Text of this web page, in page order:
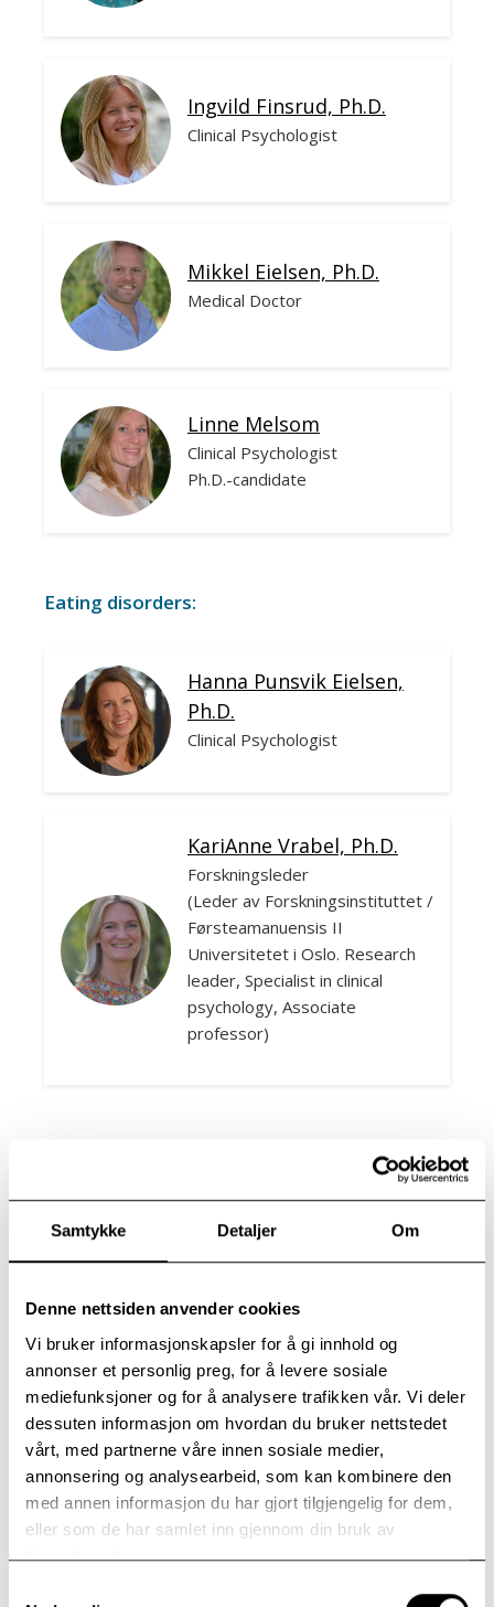
Samtykke Detaljer Om
Denne nettsiden anvender cookies
Vi bruker informasjonskapsler for å gi innhold og
annonser et personlig preg, for å levere sosiale
mediefunksjoner og for å analysere trafikken vår. Vi deler
dessuten informasjon om hvordan du bruker nettstedet
vårt, med partnerne våre innen sosiale medier,
annonsering og analysearbeid, som kan kombinere den
med annen informasjon du har gjort tilgjengelig for dem,
eller som de har samlet inn gjennom din bruk av
tjenestene deres.
Ingvild Finsrud, Ph.D.
Clinical Psychologist
Mikkel Eielsen, Ph.D.
Medical Doctor
Linne Melsom
Clinical Psychologist
Ph.D.-candidate
Eating disorders:
Hanna Punsvik Eielsen,
Ph.D.
Clinical Psychologist
KariAnne Vrabel, Ph.D.
Forskningsleder
(Leder av Forskningsinstituttet /
Førsteamanuensis II
Universitetet i Oslo. Research
leader, Specialist in clinical
psychology, Associate
professor)
Sverre Urnes Johnson,
Ph.D.
Professor & Specialist in clinical
psychology
Omid V. Ebrahimi, Ph.D.
Clinical Psychologist